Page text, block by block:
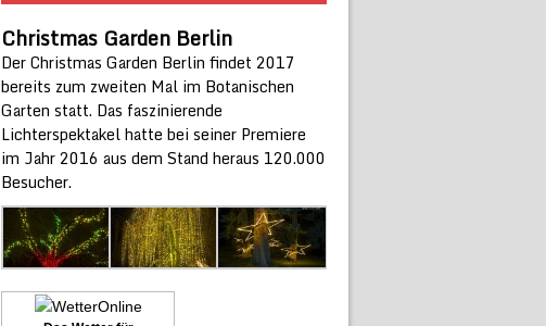
Christmas Garden Berlin
Der Christmas Garden Berlin findet 2017
bereits zum zweiten Mal im Botanischen
Garten statt. Das faszinierende
Lichterspektakel hatte bei seiner Premiere
im Jahr 2016 aus dem Stand heraus 120.000
Besucher.